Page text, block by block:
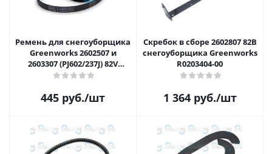
Ремень для снегоуборщика
Greenworks 2602507 и
2603307 (PJ602/237J) 82V
R0101075-00
445 руб./шт
Скребок в сборе 2602807 82В
снегоуборщика Greenworks
R0203404-00
1 364руб./шт